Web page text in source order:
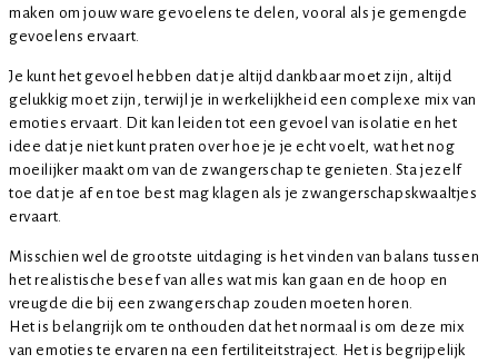
maken om jouw ware gevoelens te delen, vooral als je gemengde
gevoelens ervaart.
Je kunt het gevoel hebben dat je altijd dankbaar moet zijn, altijd
gelukkig moet zijn, terwijl je in werkelijkheid een complexe mix van
emoties ervaart. Dit kan leiden tot een gevoel van isolatie en het
idee dat je niet kunt praten over hoe je je echt voelt, wat het nog
moeilijker maakt om van de zwangerschap te genieten. Sta jezelf
toe dat je af en toe best mag klagen als je zwangerschapskwaaltjes
ervaart.
Misschien wel de grootste uitdaging is het vinden van balans tussen
het realistische besef van alles wat mis kan gaan en de hoop en
vreugde die bij een zwangerschap zouden moeten horen.
Het is belangrijk om te onthouden dat het normaal is om deze mix
van emoties te ervaren na een fertiliteitstraject. Het is begrijpelijk